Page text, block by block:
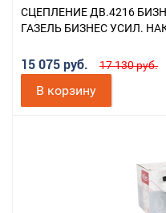
СЦЕПЛЕНИЕ ДВ.4216
ГАЗЕЛЬ БИЗНЕС УСИЛ.
15 075 руб. 17 130 руб.
В корзину